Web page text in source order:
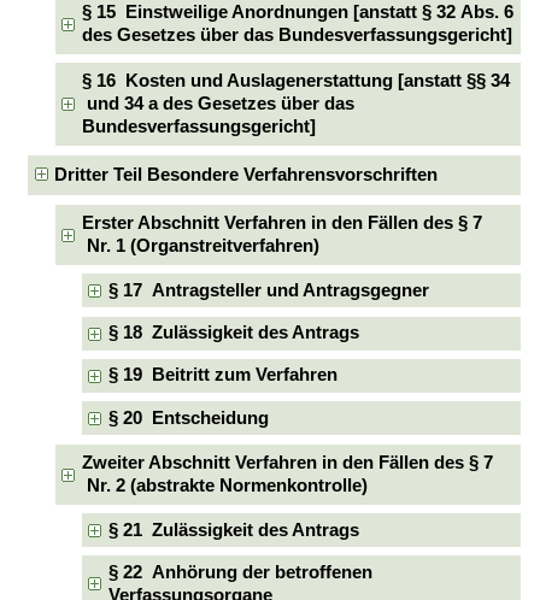
§ 15 Einstweilige Anordnungen [anstatt § 32 Abs. 6
des Gesetzes über das Bundesverfassungsgericht]
§ 16 Kosten und Auslagenerstattung [anstatt §§ 34
und 34 a des Gesetzes über das
Bundesverfassungsgericht]
Dritter Teil Besondere Verfahrensvorschriften
Erster Abschnitt Verfahren in den Fällen des § 7
Nr. 1 (Organstreitverfahren)
§ 17 Antragsteller und Antragsgegner
§ 18 Zulässigkeit des Antrags
§ 19 Beitritt zum Verfahren
§ 20 Entscheidung
Zweiter Abschnitt Verfahren in den Fällen des § 7
Nr. 2 (abstrakte Normenkontrolle)
§ 21 Zulässigkeit des Antrags
§ 22 Anhörung der betroffenen
Verfassungsorgane